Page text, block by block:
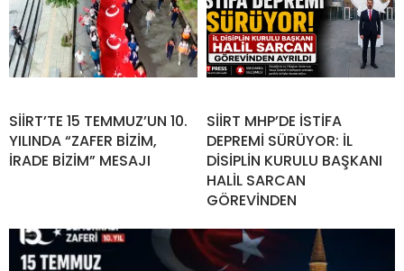
SİİRT’TE 15 TEMMUZ’UN 10.
YILINDA “ZAFER BİZİM,
İRADE BİZİM” MESAJI
SİİRT MHP’DE İSTİFA
DEPREMİ SÜRÜYOR: İL
DİSİPLİN KURULU BAŞKANI
HALİL SARCAN
GÖREVİNDEN